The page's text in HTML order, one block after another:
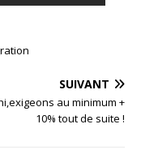
SUIVANT
au minimum +
10% tout de suite !